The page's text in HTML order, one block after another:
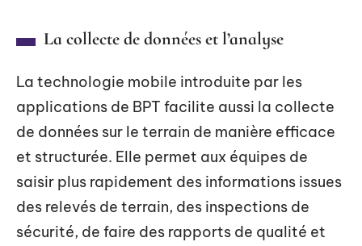
La collecte de données et l’analyse
La technologie mobile introduite par les
applications de BPT facilite aussi la collecte
de données sur le terrain de manière efficace
et structurée. Elle permet aux équipes de
saisir plus rapidement des informations issues
des relevés de terrain, des inspections de
sécurité, de faire des rapports de qualité et